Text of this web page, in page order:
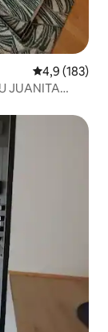
Gemiddelde
4,9 (183)
JUANITA